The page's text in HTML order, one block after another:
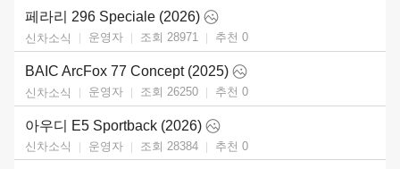
페라리 296 Speciale (2026)
신차소식 운영자 조회 28971 추천 0
BAIC ArcFox 77 Concept (2025)
신차소식 운영자 조회 26250 추천 0
아우디 E5 Sportback (2026)
신차소식 운영자 조회 28384 추천 0